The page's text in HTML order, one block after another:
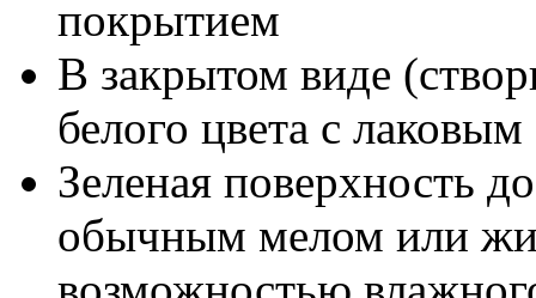
покрытием
В закрытом виде
белого цвета с
Зеленая поверхность
обычным мелом или